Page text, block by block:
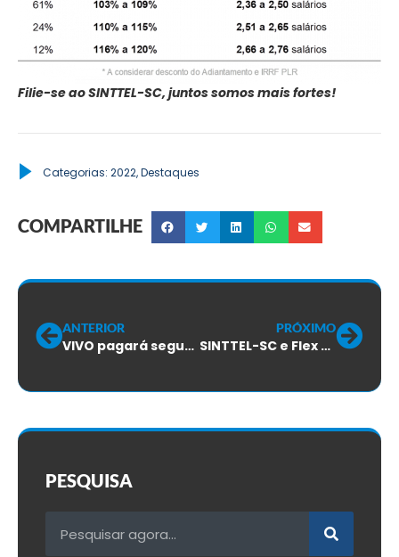
Filie-se ao SINTTEL-SC, juntos somos mais fortes!
Categorias: 2022,Destaques
COMPARTILHE
ANTERIOR
VIVO pagará segunda parcela do reajuste salarial do ACT 2021
PRÓXIMO
SINTTEL-SC e Flex se reúnem para debater situações técnicas e operacionais do call center
PESQUISA